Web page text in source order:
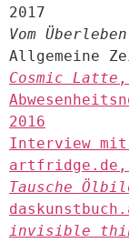
Vom
Cosmic Latte
2016
Interview mit
artfridge.de,
Tausche
invisible